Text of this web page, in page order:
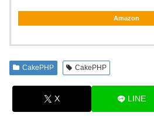
Amazon
CakePHP CakePHP
X LINE